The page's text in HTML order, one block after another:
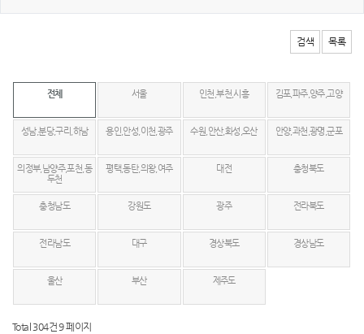
검색 목록
전체 서울 인천,부천,시흥 김포,파주,양주,고양
성남,분당,구리,하남 용인,안성,이천,광주 수원,안산,화성,오산 안양,과천,광명,군포
의정부,남양주,포천,동
두천
평택,동탄,의왕,여주 대전 충청북도
충청남도 강원도 광주 전라북도
전라남도 대구 경상북도 경상남도
울산 부산 제주도
Total 304건9 페이지